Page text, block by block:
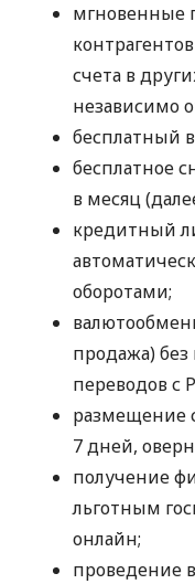
мгновенные
счета в
независимо
бесплатный
бесплатное
в месяц
кредитный
оборотами;
продажа)
переводов с
размещение
7 дней,
получение
льготным
онлайн;
проведение